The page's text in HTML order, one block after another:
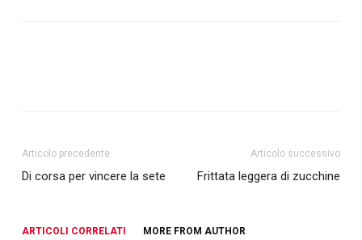
Articolo precedente
Di corsa per vincere la sete
Articolo successivo
Frittata leggera di zucchine
ARTICOLI CORRELATI MORE FROM AUTHOR